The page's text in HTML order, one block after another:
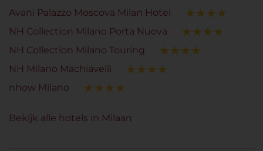
Avani Palazzo Moscova Milan Hotel
NH Collection Milano Porta Nuova
NH Collection Milano Touring
NH Milano Machiavelli
nhow Milano
Bekijk alle hotels in Milaan